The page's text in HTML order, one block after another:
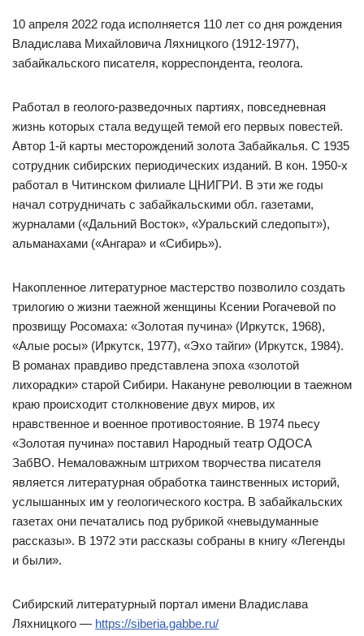
10 апреля 2022 года исполняется 110 лет со дня рождения
Владислава Михайловича Ляхницкого (1912-1977),
забайкальского писателя, корреспондента, геолога.
Работал в геолого-разведочных партиях, повседневная
жизнь которых стала ведущей темой его первых повестей.
Автор 1-й карты месторождений золота Забайкалья. С 1935
сотрудник сибирских периодических изданий. В кон. 1950-х
работал в Читинском филиале ЦНИГРИ. В эти же годы
начал сотрудничать с забайкальскими обл. газетами,
журналами («Дальний Восток», «Уральский следопыт»),
альманахами («Ангара» и «Сибирь»).
Накопленное литературное мастерство позволило создать
трилогию о жизни таежной женщины Ксении Рогачевой по
прозвищу Росомаха: «Золотая пучина» (Иркутск, 1968),
«Алые росы» (Иркутск, 1977), «Эхо тайги» (Иркутск, 1984).
В романах правдиво представлена эпоха «золотой
лихорадки» старой Сибири. Накануне революции в таежном
краю происходит столкновение двух миров, их
нравственное и военное противостояние. В 1974 пьесу
«Золотая пучина» поставил Народный театр ОДОСА
ЗабВО. Немаловажным штрихом творчества писателя
является литературная обработка таинственных историй,
услышанных им у геологического костра. В забайкальских
газетах они печатались под рубрикой «невыдуманные
рассказы». В 1972 эти рассказы собраны в книгу «Легенды
и были».
Сибирский литературный портал имени Владислава
Ляхницкого — https://siberia.gabbe.ru/